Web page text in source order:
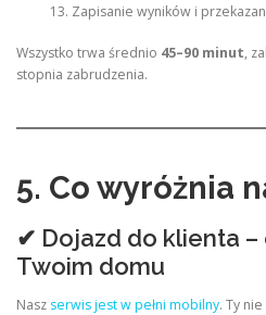
Zapisanie wyników i
Wszystko trwa średnio 45–90 minut,
stopnia zabrudzenia.
5. Co wyróżnia
✔ Dojazd do klienta –
Twoim domu
Nasz serwis jest w pełni mobilny. Ty